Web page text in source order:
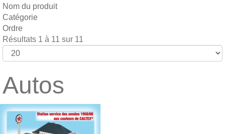
Nom du produit
Catégorie
Ordre
Résultats 1 à 11 sur 11
Autos